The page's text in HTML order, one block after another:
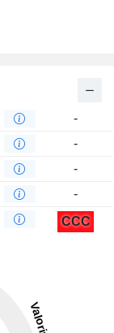
-
-
-
-
CCC